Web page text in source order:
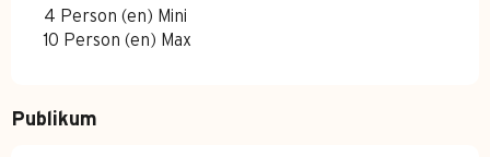
4 Person (en) Mini
10 Person (en) Max
Publikum